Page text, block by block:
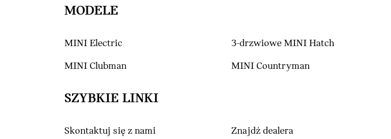
MODELE
MINI Electric 3-drzwiowe MINI Hatch
MINI Clubman MINI Countryman
SZYBKIE LINKI
Skontaktuj się z nami Znajdź dealera